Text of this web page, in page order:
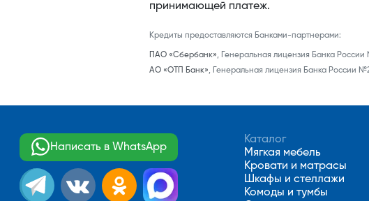
принимающей платеж.
Кредиты предоставляются Банками-партнерами:
ПАО «Сбербанк»,
Генеральная лицензия Банка России
АО «ОТП Банк», Генеральная лицензия Банка России
Написать в WhatsApp
Каталог
Мягкая мебель
Кровати и матрасы
Шкафы и стеллажи
Комоды и тумбы